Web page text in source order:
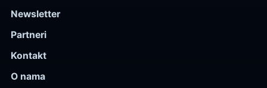
Newsletter
Partneri
Kontakt
O nama